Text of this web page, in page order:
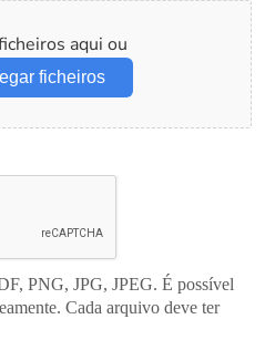
aqui ou
ficheiros
PNG, JPG, JPEG. É possível
Cada arquivo deve ter